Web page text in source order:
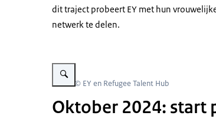
dit traject probeert EY met hun
netwerk te delen.
Vergroot afbeelding Groep mensen luistert naar
Beeld: © EY en Refugee Talent Hub
Oktober 2024: start